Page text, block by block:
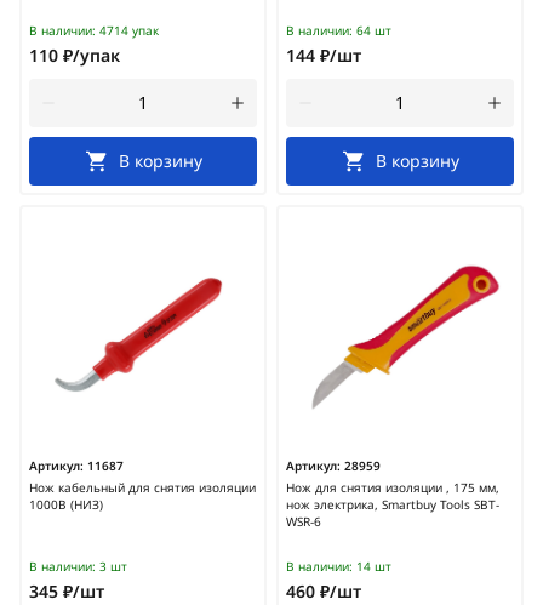
В наличии: 4714 упак
110 ₽/упак
В корзину
В наличии: 64 шт
144 ₽/шт
В корзину
Артикул: 11687
Нож кабельный для снятия изоляции
1000В (НИЗ)
В наличии: 3 шт
345 ₽/шт
Артикул: 28959
Нож для снятия изоляции , 175 мм,
нож электрика, Smartbuy Tools SBT-
WSR-6
В наличии: 14 шт
460 ₽/шт